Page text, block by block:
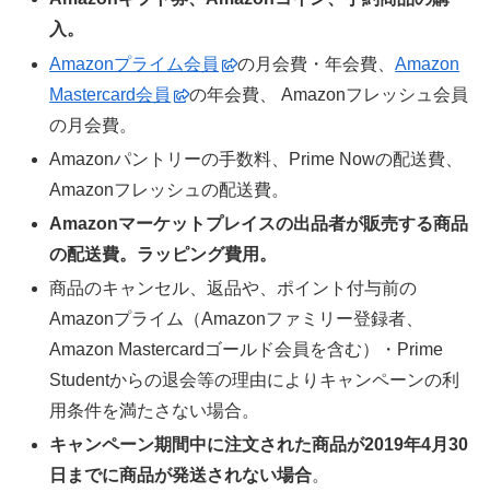
入。
Amazonプライム会員
の月会費・年会費、Amazon
Mastercard会員
の年会費、 Amazonフレッシュ会員
の月会費。
Amazonパントリーの手数料、Prime Nowの配送費、
Amazonフレッシュの配送費。
Amazonマーケットプレイスの出品者が販売する商品
の配送費。ラッピング費用。
商品のキャンセル、返品や、ポイント付与前の
Amazonプライム（Amazonファミリー登録者、
Amazon Mastercardゴールド会員を含む）・Prime
Studentからの退会等の理由によりキャンペーンの利
用条件を満たさない場合。
キャンペーン期間中に注文された商品が2019年4月30
日までに商品が発送されない場合。